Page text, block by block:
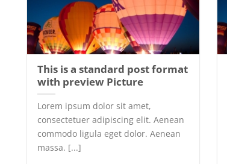
This is a standard post format
with preview Picture
Lorem ipsum dolor sit amet,
consectetuer adipiscing elit. Aenean
commodo ligula eget dolor. Aenean
massa. [...]